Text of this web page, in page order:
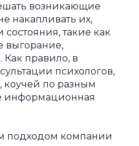
возникающие
накапливать их,
такие как
выгорание,
Как правило, в
психологов,
коучей по разным
информационная
подходом компании